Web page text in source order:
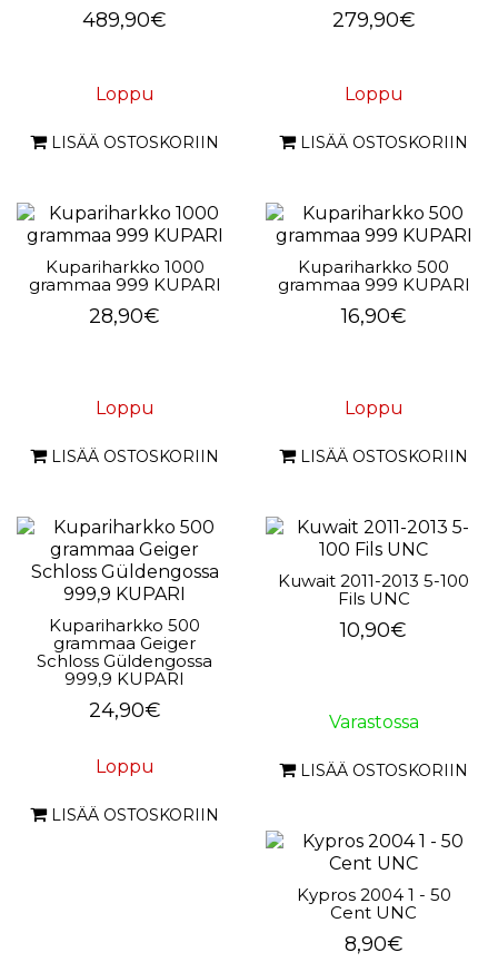
489,90€
Loppu
LISÄÄ OSTOSKORIIN
279,90€
Loppu
LISÄÄ OSTOSKORIIN
Kupariharkko 1000
grammaa 999 KUPARI
28,90€
Loppu
LISÄÄ OSTOSKORIIN
Kupariharkko 500
grammaa 999 KUPARI
16,90€
Loppu
LISÄÄ OSTOSKORIIN
Kupariharkko 500
grammaa Geiger
Schloss Güldengossa
999,9 KUPARI
24,90€
Loppu
LISÄÄ OSTOSKORIIN
Kuwait 2011-2013 5-100
Fils UNC
10,90€
Varastossa
LISÄÄ OSTOSKORIIN
Kypros 2004 1 - 50
Cent UNC
8,90€